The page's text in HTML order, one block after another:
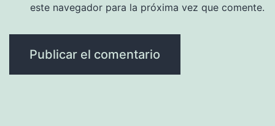
este navegador para la próxima vez que comente.